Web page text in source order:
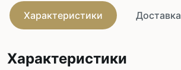
Характеристики Доставка
Характеристики